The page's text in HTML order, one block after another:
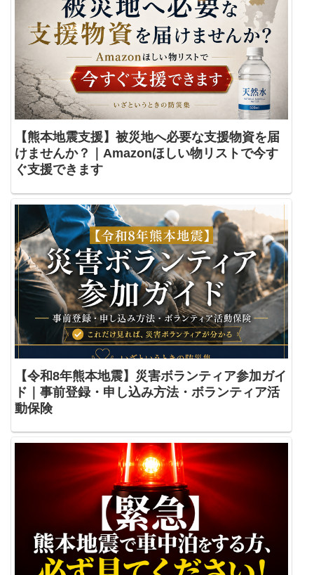
【熊本地震支援】被災地へ必要な支援物資を届
けませんか？｜Amazonほしい物リストで今す
ぐ支援できます
【令和8年熊本地震】災害ボランティア参加ガイ
ド｜事前登録・申し込み方法・ボランティア活
動保険